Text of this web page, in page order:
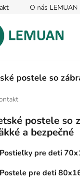
O nás LEMUAN
postele so
postele so
a bezpečné
Postieľky pre deti
Postele pre deti